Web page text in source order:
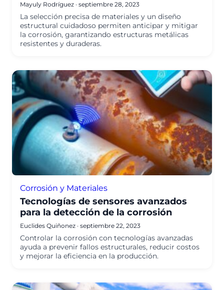
Mayuly Rodríguez · septiembre 28, 2023
La selección precisa de materiales y un diseño
estructural cuidadoso permiten anticipar y mitigar
la corrosión, garantizando estructuras metálicas
resistentes y duraderas.
Corrosión y Materiales
Tecnologías de sensores avanzados
para la detección de la corrosión
Euclides Quiñonez · septiembre 22, 2023
Controlar la corrosión con tecnologías avanzadas
ayuda a prevenir fallos estructurales, reducir costos
y mejorar la eficiencia en la producción.